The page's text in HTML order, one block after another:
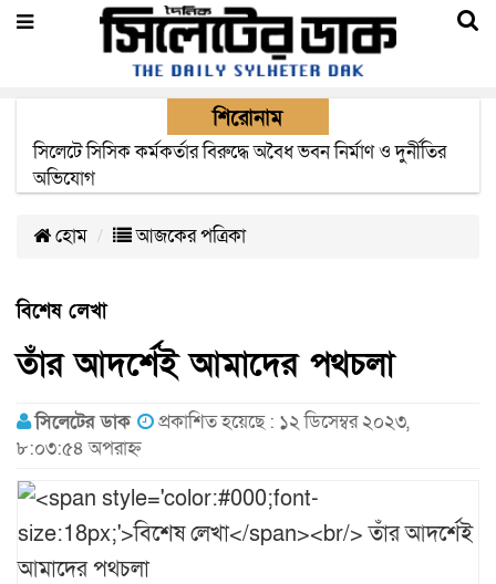
শিরোনাম
২২ ঘণ্টা পর ত্রুটি সেরে জেদ্দার উদ্দেশ্যে ছাড়লো বিমানের ফ্লাইট
হোম আজকের পত্রিকা
বিশেষ লেখা
তাঁর আদর্শেই আমাদের পথচলা
সিলেটের ডাক
প্রকাশিত হয়েছে : ১২ ডিসেম্বর ২০২৩,
৮:০৩:৫৪ অপরাহ্ন